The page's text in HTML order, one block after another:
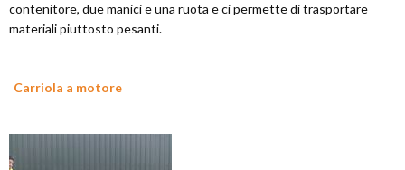
contenitore, due manici e una ruota e ci permette di trasportare
materiali piuttosto pesanti.
Carriola a motore